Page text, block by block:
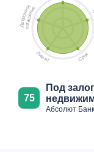
Сро
к
Лимит
Д
о
с
р
о
ч
но
е
п
о
г
а
ш
е
ни
е
75
Под залог
Абсолют Банк